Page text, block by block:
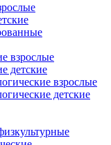
взрослые
детские
взрослые
детские